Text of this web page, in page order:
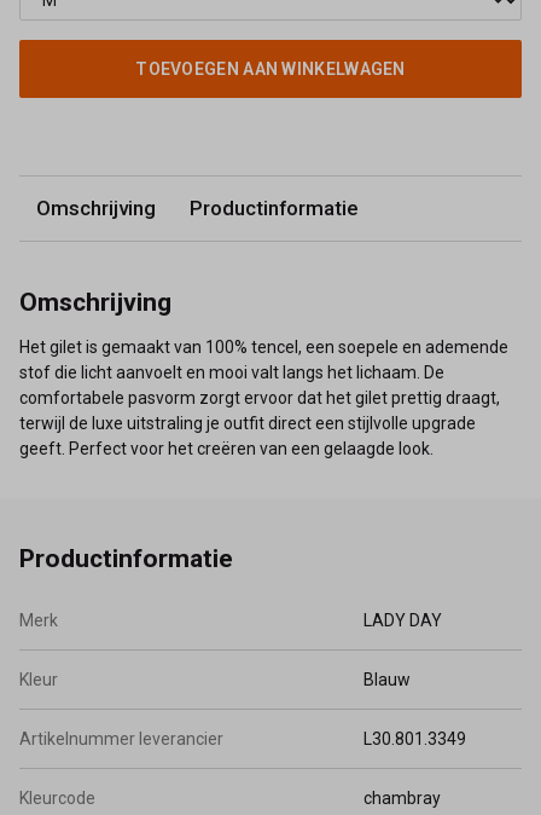
TOEVOEGEN AAN WINKELWAGEN
Omschrijving Productinformatie
Omschrijving
Het gilet is gemaakt van 100% tencel, een soepele en ademende
stof die licht aanvoelt en mooi valt langs het lichaam. De
comfortabele pasvorm zorgt ervoor dat het gilet prettig draagt,
terwijl de luxe uitstraling je outfit direct een stijlvolle upgrade
geeft. Perfect voor het creëren van een gelaagde look.
Productinformatie
Merk LADY DAY
Kleur Blauw
Artikelnummer leverancier L30.801.3349
Kleurcode chambray